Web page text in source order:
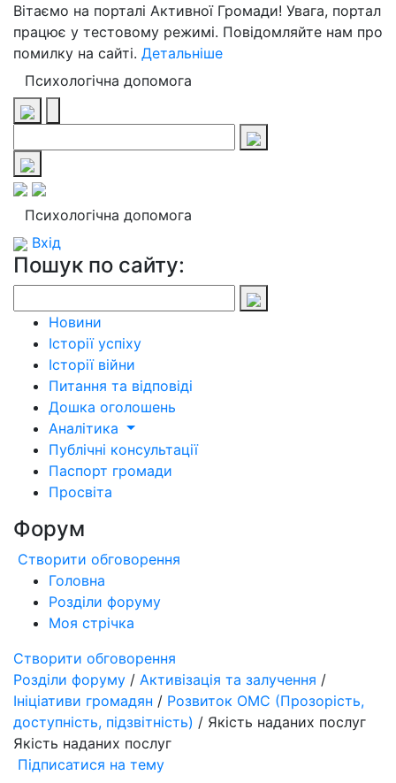
Вітаємо на порталі Активної Громади! Увага, портал
працює у тестовому режимі. Повідомляйте нам про
помилку на сайті. Детальніше
Психологічна допомога
Психологічна допомога
Вхід
Пошук по сайту:
Новини
Історії успіху
Історії війни
Питання та відповіді
Дошка оголошень
Аналітика
Публічні консультації
Паспорт громади
Просвіта
Форум
Створити обговорення
Головна
Розділи форуму
Моя стрічка
Створити обговорення
Розділи форуму / Активізація та залучення /
Ініціативи громадян / Розвиток ОМС (Прозорість,
доступність, підзвітність) / Якість наданих послуг
Якість наданих послуг
Підписатися на тему